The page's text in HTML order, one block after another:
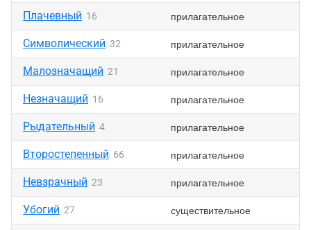
Плачевный 16 прилагательное
Символический 32 прилагательное
Малозначащий 21 прилагательное
Незначащий 16 прилагательное
Рыдательный 4 прилагательное
Второстепенный 66 прилагательное
Невзрачный 23 прилагательное
Убогий 27 существительное